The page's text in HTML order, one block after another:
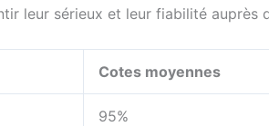
leur sérieux et leur fiabilité auprès
Cotes moyennes
95%